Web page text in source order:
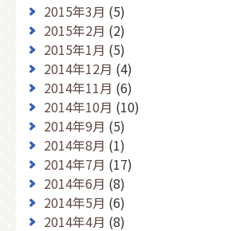
2015年3月 (5)
2015年2月 (2)
2015年1月 (5)
2014年12月 (4)
2014年11月 (6)
2014年10月 (10)
2014年9月 (5)
2014年8月 (1)
2014年7月 (17)
2014年6月 (8)
2014年5月 (6)
2014年4月 (8)